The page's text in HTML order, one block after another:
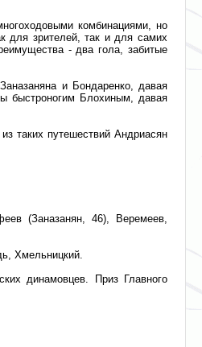
комбинациями, но
для зрителей, так и для самих
- два гола, забитые
и Бондаренко, давая
быстроногим Блохиным, давая
таких путешествий Андриасян
(Заназанян, 46), Веремеев,
Хмельницкий.
динамовцев. Приз Главного